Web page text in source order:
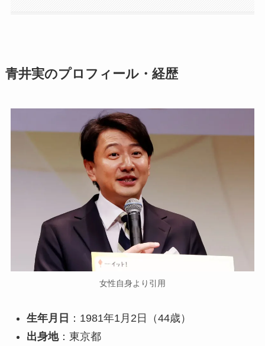
青井実のプロフィール・経歴
女性自身より引用
生年月日 ：1981年1月2日（44歳）
出身地：東京都